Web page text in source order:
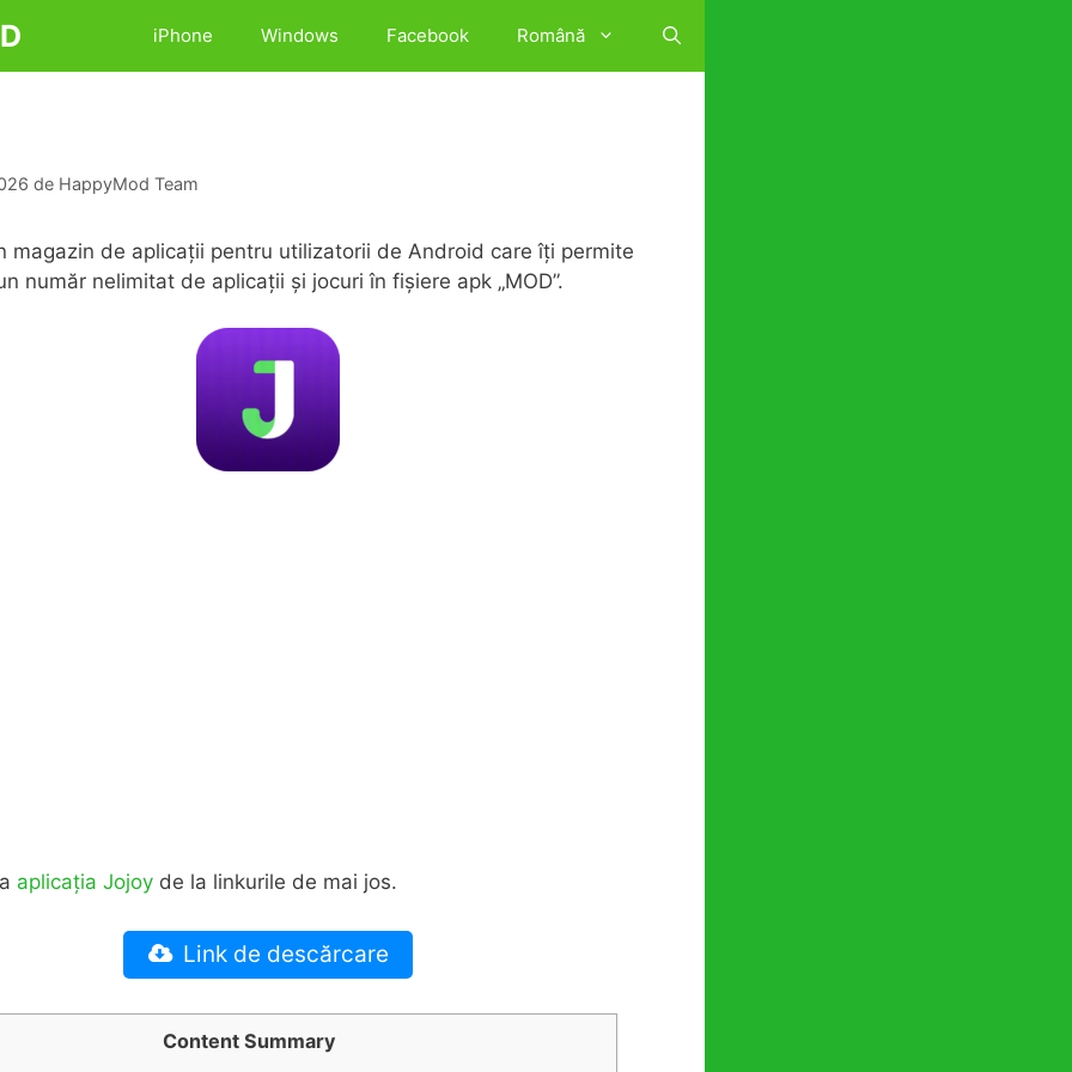
iPhone Windows Facebook Română
de HappyMod Team
magazin de aplicații pentru utilizatorii de Android care îți permite
număr nelimitat de aplicații și jocuri în fișiere apk „MOD”.
aplicația Jojoy de la linkurile de mai jos.
Link de descărcare
Content Summary